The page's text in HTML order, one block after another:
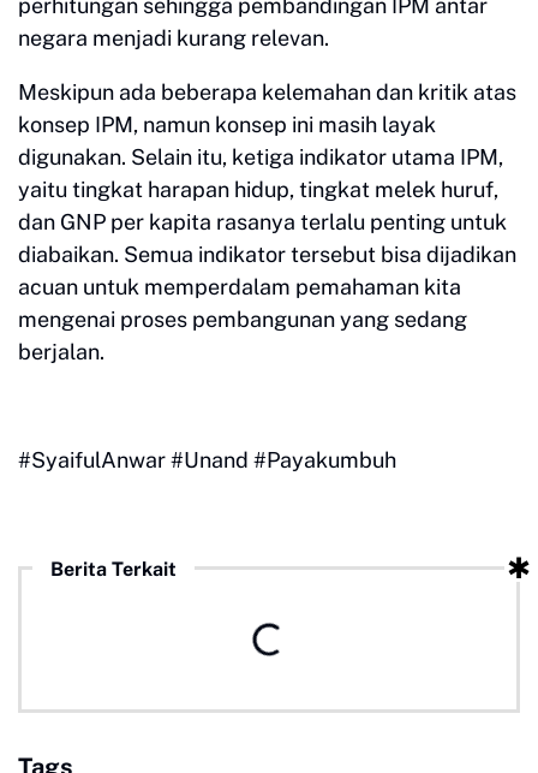
perhitungan sehingga pembandingan IPM antar
negara menjadi kurang relevan.
Meskipun ada beberapa kelemahan dan kritik atas
konsep IPM, namun konsep ini masih layak
digunakan. Selain itu, ketiga indikator utama IPM,
yaitu tingkat harapan hidup, tingkat melek huruf,
dan GNP per kapita rasanya terlalu penting untuk
diabaikan. Semua indikator tersebut bisa dijadikan
acuan untuk memperdalam pemahaman kita
mengenai proses pembangunan yang sedang
berjalan.
#SyaifulAnwar #Unand #Payakumbuh
Berita Terkait
Tags